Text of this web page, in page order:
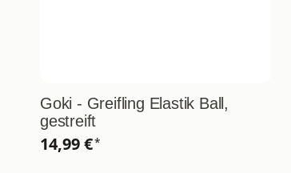
Goki - Greifling Elastik Ball,
gestreift
14,99 €*